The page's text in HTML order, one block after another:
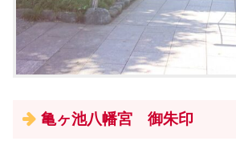
亀ヶ池八幡宮 御朱印